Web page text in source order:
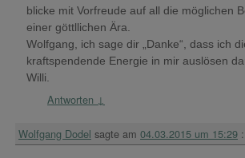
blicke mit Vorfreude auf all die möglichen
einer göttllichen Ära.
Wolfgang, ich sage dir „Danke“, dass ich
kraftspendende Energie in mir auslösen
Willi.
Antworten ↓
Wolfgang Dodel sagte am 04.03.2015 um 15:29 :